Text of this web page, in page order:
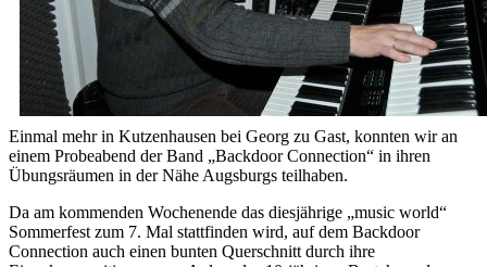
Einmal mehr in Kutzenhausen bei Georg zu Gast, konnten wir an
einem Probeabend der Band „Backdoor Connection“ in ihren
Übungsräumen in der Nähe Augsburgs teilhaben.
Da am kommenden Wochenende das diesjährige „music world“
Sommerfest zum 7. Mal stattfinden wird, auf dem Backdoor
Connection auch einen bunten Querschnitt durch ihre